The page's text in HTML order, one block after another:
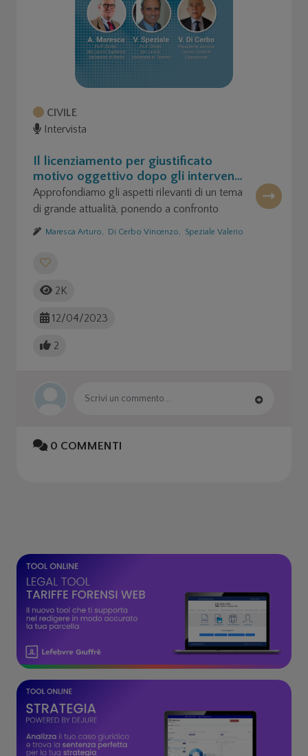
CIVILE
Intervista
Il licenziamento per giustificato
motivo oggettivo dopo gli interventi
della Corte Costituzionale
Approfondiamo gli aspetti rilevanti di un tema
di grande attualità, ponendo a confronto
autorevoli esponenti del mondo del diritto.
Maresca Arturo, Di Cerbo Vincenzo, Speziale Valerio
2K
12/04/2023
2
0 COMMENTI